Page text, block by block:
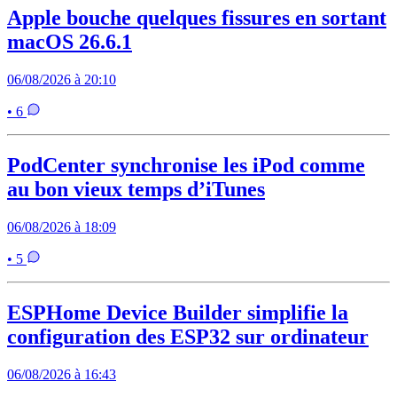
Apple bouche quelques fissures en sortant
macOS 26.6.1
06/08/2026 à 20:10
• 6
PodCenter synchronise les iPod comme
au bon vieux temps d’iTunes
06/08/2026 à 18:09
• 5
ESPHome Device Builder simplifie la
configuration des ESP32 sur ordinateur
06/08/2026 à 16:43